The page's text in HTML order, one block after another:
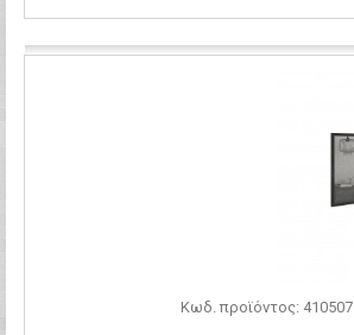
Κωδ. προϊόντος: 410507